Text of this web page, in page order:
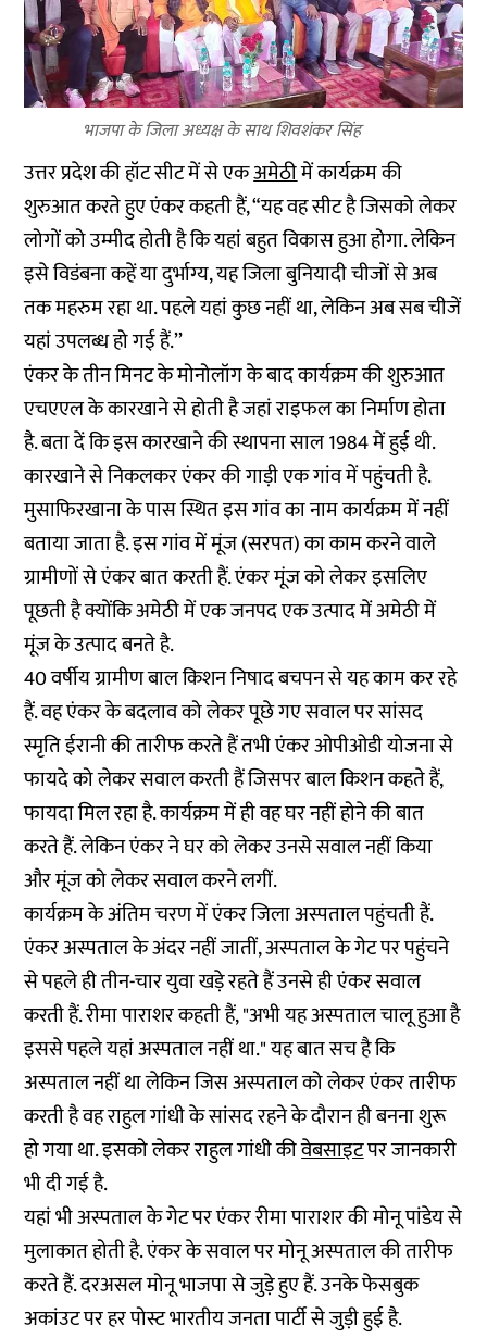
भाजपा के जिला अध्यक्ष के साथ शिवशंकर सिंह
उत्तर प्रदेश की हॉट सीट में से एकअमेठीमें कार्यक्रम की
शुरुआत करते हुए एंकर कहती हैं, “यह वह सीट है जिसको लेकर
लोगों को उम्मीद होती है कि यहां बहुत विकास हुआ होगा. लेकिन
इसे विडंबना कहें या दुर्भाग्य, यह जिला बुनियादी चीजों से अब
तक महरुम रहा था. पहले यहां कुछ नहीं था, लेकिन अब सब चीजें
यहां उपलब्ध हो गई हैं.’’
एंकर के तीन मिनट के मोनोलॉग के बाद कार्यक्रम की शुरुआत
एचएएल के कारखाने से होती है जहां राइफल का निर्माण होता
है. बता दें कि इस कारखाने की स्थापना साल 1984 में हुई थी.
कारखाने से निकलकर एंकर की गाड़ी एक गांव में पहुंचती है.
मुसाफिरखाना के पास स्थित इस गांव का नाम कार्यक्रम में नहीं
बताया जाता है. इस गांव में मूंज (सरपत) का काम करने वाले
ग्रामीणों से एंकर बात करती हैं. एंकर मूंज को लेकर इसलिए
पूछती है क्योंकि अमेठी में एक जनपद एक उत्पाद में अमेठी में
मूंज के उत्पाद बनते है.
40 वर्षीय ग्रामीण बाल किशन निषाद बचपन से यह काम कर रहे
हैं. वह एंकर के बदलाव को लेकर पूछे गए सवाल पर सांसद
स्मृति ईरानी की तारीफ करते हैं तभी एंकर ओपीओडी योजना से
फायदे को लेकर सवाल करती हैं जिसपर बाल किशन कहते हैं,
फायदा मिल रहा है. कार्यक्रम में ही वह घर नहीं होने की बात
करते हैं. लेकिन एंकर ने घर को लेकर उनसे सवाल नहीं किया
और मूंज को लेकर सवाल करने लगीं.
कार्यक्रम के अंतिम चरण में एंकर जिला अस्पताल पहुंचती हैं.
एंकर अस्पताल के अंदर नहीं जातीं, अस्पताल के गेट पर पहुंचने
से पहले ही तीन-चार युवा खड़े रहते हैं उनसे ही एंकर सवाल
करती हैं. रीमा पाराशर कहती हैं, "अभी यह अस्पताल चालू हुआ है
इससे पहले यहां अस्पताल नहीं था." यह बात सच है कि
अस्पताल नहीं था लेकिन जिस अस्पताल को लेकर एंकर तारीफ
करती है वह राहुल गांधी के सांसद रहने के दौरान ही बनना शुरू
हो गया था. इसको लेकर राहुल गांधी कीवेबसाइटपर जानकारी
भी दी गई है.
यहां भी अस्पताल के गेट पर एंकर रीमा पाराशर की मोनू पांडेय से
मुलाकात होती है. एंकर के सवाल पर मोनू अस्पताल की तारीफ
करते हैं. दरअसल मोनू भाजपा से जुड़े हुए हैं. उनके फेसबुक
अकांउट पर हर पोस्ट भारतीय जनता पार्टी से जुड़ी हुई है.